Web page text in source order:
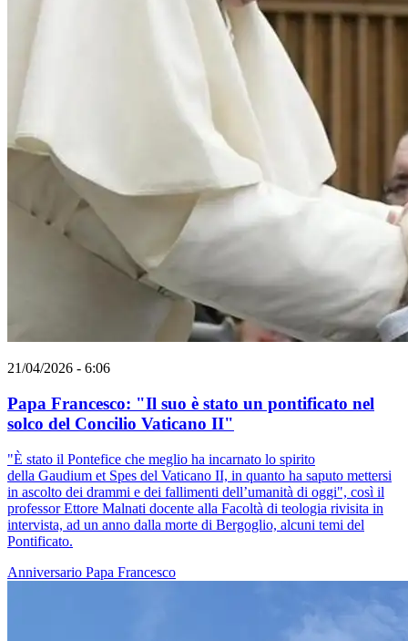
21/04/2026 - 6:06
Papa Francesco: "Il suo è stato un pontificato nel
solco del Concilio Vaticano II"
"È stato il Pontefice che meglio ha incarnato lo spirito
della Gaudium et Spes del Vaticano II, in quanto ha saputo mettersi
in ascolto dei drammi e dei fallimenti dell’umanità di oggi", così il
professor Ettore Malnati docente alla Facoltà di teologia rivisita in
intervista, ad un anno dalla morte di Bergoglio, alcuni temi del
Pontificato.
Anniversario Papa Francesco